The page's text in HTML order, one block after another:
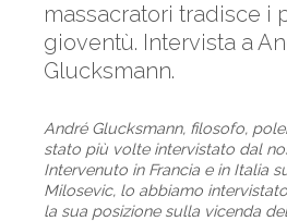
massacratori tradisce i
gioventù. Intervista a
Glucksmann.
André Glucksmann, filosofo,
stato più volte intervistato dal
Intervenuto in Francia e in Italia
Milosevic, lo abbiamo
la sua posizione sulla vicenda